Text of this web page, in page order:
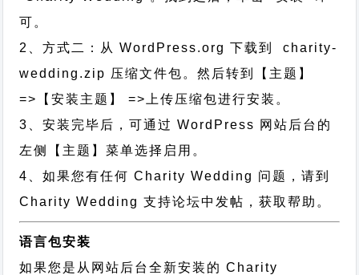
可。
2、方式二：从 WordPress.org 下载到 charity-
wedding.zip 压缩文件包。然后转到【主题】
=>【安装主题】 =>上传压缩包进行安装。
3、安装完毕后，可通过 WordPress 网站后台的
左侧【主题】菜单选择启用。
4、如果您有任何 Charity Wedding 问题，请到
Charity Wedding 支持论坛中发帖，获取帮助。
语言包安装
如果您是从网站后台全新安装的 Charity